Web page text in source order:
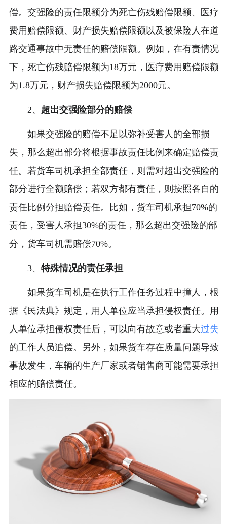
偿。交强险的责任限额分为死亡伤残赔偿限额、医疗
费用赔偿限额、财产损失赔偿限额以及被保险人在道
路交通事故中无责任的赔偿限额。例如，在有责情况
下，死亡伤残赔偿限额为18万元，医疗费用赔偿限额
为1.8万元，财产损失赔偿限额为2000元。
2、 超出交强险部分的赔偿
如果交强险的赔偿不足以弥补受害人的全部损
失，那么超出部分将根据事故责任比例来确定赔偿责
任。若货车司机承担全部责任，则需对超出交强险的
部分进行全额赔偿；若双方都有责任，则按照各自的
责任比例分担赔偿责任。比如，货车司机承担70%的
责任，受害人承担30%的责任，那么超出交强险的部
分，货车司机需赔偿70%。
3、 特殊情况的责任承担
如果货车司机是在执行工作任务过程中撞人，根
据《民法典》规定，用人单位应当承担侵权责任。用
人单位承担侵权责任后，可以向有故意或者重大过失
的工作人员追偿。另外，如果货车存在质量问题导致
事故发生，车辆的生产厂家或者销售商可能需要承担
相应的赔偿责任。